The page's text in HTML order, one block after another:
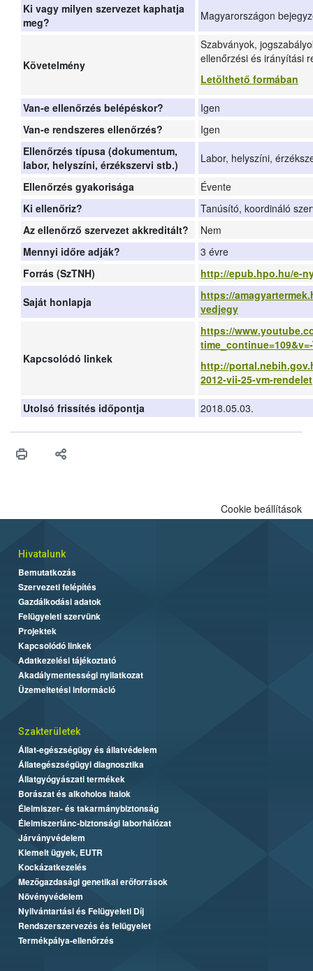
Ki vagy milyen szervezet kaphatja
meg?
Magyarországon
Követelmény
Szabványok,
ellenőrzési és irányítási
Letölthető formában
Van-e ellenőrzés belépéskor?
Igen
Van-e rendszeres ellenőrzés?
Igen
Ellenőrzés típusa (dokumentum,
labor, helyszíni, érzékszervi stb.)
Labor, helyszíni,
Ellenőrzés gyakorisága
Évente
Ki ellenőriz?
Tanúsító, koordináló
Az ellenőrző szervezet akkreditált?
Nem
Mennyi időre adják?
3 évre
Forrás (SzTNH)
http://epub.hpo.hu/e-
Saját honlapja
https://
vedjegy
Kapcsolódó linkek
https://
http://
2012-vii-25-vm-rendelet
Utolsó frissítés időpontja 2018.05.03.
Cookie beállítások
Hivatalunk
Bemutatkozás
Szervezeti felépítés
Gazdálkodási adatok
Felügyeleti szervünk
Projektek
Kapcsolódó linkek
Adatkezelési tájékoztató
Akadálymentességi nyilatkozat
Üzemeltetési információ
Szakterületek
Állat-egészségügy és állatvédelem
Állategészségügyi diagnosztika
Állatgyógyászati termékek
Borászat és alkoholos italok
Élelmiszer- és takarmánybiztonság
Élelmiszerlánc-biztonsági laborhálózat
Járványvédelem
Kiemelt ügyek, EUTR
Kockázatkezelés
Mezőgazdasági genetikai erőforrások
Növényvédelem
Nyilvántartási és Felügyeleti Díj
Rendszerszervezés és felügyelet
Termékpálya-ellenőrzés